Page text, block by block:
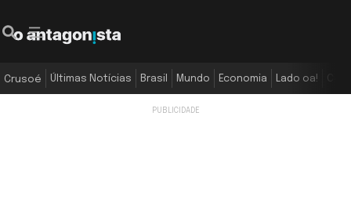
Crusoé Últimas Notícias Brasil Mundo Economia Lado oa!